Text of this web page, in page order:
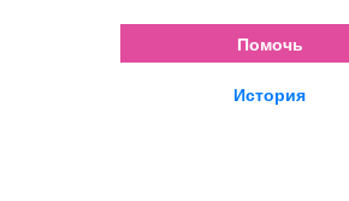
Помочь
История